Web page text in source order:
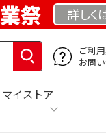
祭 詳しく
ご利
お問
マイストア